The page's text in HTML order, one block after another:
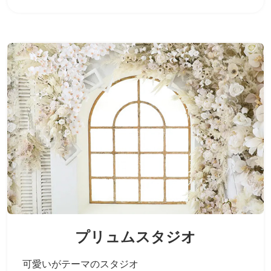
プリュムスタジオ
可愛いがテーマのスタジオ